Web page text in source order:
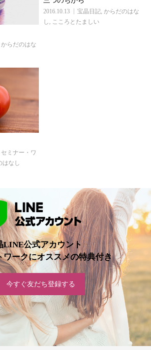
からだのはな
2016.10.13 宝晶日記, からだのはな
し , こころとたましい
セミナー・ワ
はなし
LINE公式アカウント
ワークにオススメの特典付き
今すぐ友だち登録する